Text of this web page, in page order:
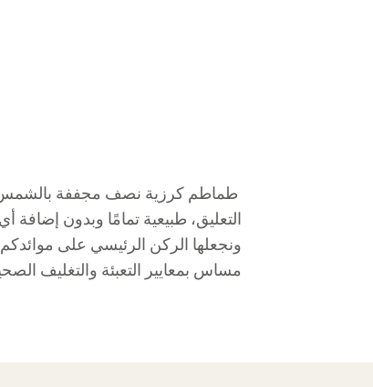
ونجعلها الركن الرئيسي على
مساس بمعايير التعبئة والتغليف